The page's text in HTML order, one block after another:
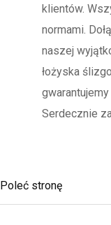
klientów.
normami.
naszej
łożyska
Serdecznie
Poleć stronę